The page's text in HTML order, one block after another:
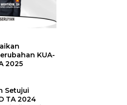
KUA-
2025
Setujui
TA 2024